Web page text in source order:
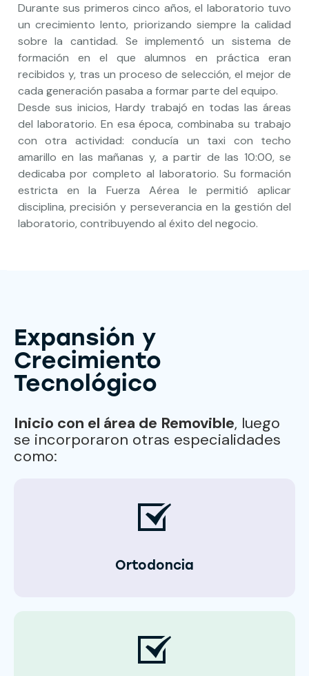
Durante sus primeros cinco años, el laboratorio tuvo
un crecimiento lento, priorizando siempre la calidad
sobre la cantidad. Se implementó un sistema de
formación en el que alumnos en práctica eran
recibidos y, tras un proceso de selección, el mejor de
cada generación pasaba a formar parte del equipo.
Desde sus inicios, Hardy trabajó en todas las áreas
del laboratorio. En esa época, combinaba su trabajo
con otra actividad: conducía un taxi con techo
amarillo en las mañanas y, a partir de las 10:00, se
dedicaba por completo al laboratorio. Su formación
estricta en la Fuerza Aérea le permitió aplicar
disciplina, precisión y perseverancia en la gestión del
laboratorio, contribuyendo al éxito del negocio.
Expansión y
Crecimiento
Tecnológico
Inicio con el área de Removible, luego
se incorporaron otras especialidades
como:
Ortodoncia